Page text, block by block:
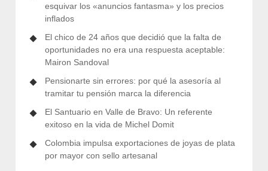
esquivar los «anuncios fantasma» y los precios
inflados
El chico de 24 años que decidió que la falta de
oportunidades no era una respuesta aceptable:
Mairon Sandoval
Pensionarte sin errores: por qué la asesoría al
tramitar tu pensión marca la diferencia
El Santuario en Valle de Bravo: Un referente
exitoso en la vida de Michel Domit
Colombia impulsa exportaciones de joyas de plata
por mayor con sello artesanal